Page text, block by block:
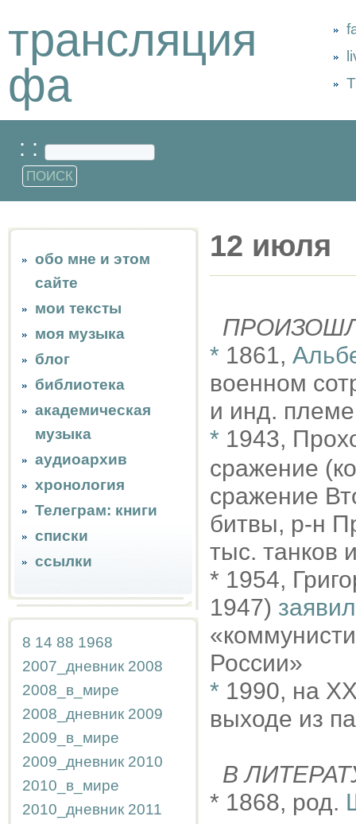
трансляция
фа
: :
обо мне и этом
сайте
мои тексты
моя музыка
блог
библиотека
академическая
музыка
аудиоархив
хронология
Телеграм: книги
списки
ссылки
8 14 88 1968
2007_дневник 2008
2008_в_мире
2008_дневник 2009
2009_в_мире
2009_дневник 2010
2010_в_мире
2010_дневник 2011
12 июля
* 1861,
военном
и инд.
* 1943,
сражение
сражение
битвы, р-н
тыс. танков
* 1954,
1947) заявил
России»
* 1990, на
выходе из
В
* 1868, род.